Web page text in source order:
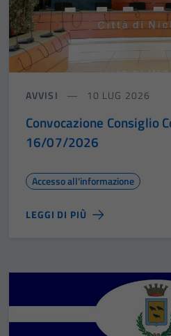
AVVISI 10 LUG 2026
Convocazione Consiglio
16/07/2026
Accesso all'informazione
LEGGI DI PIÙ